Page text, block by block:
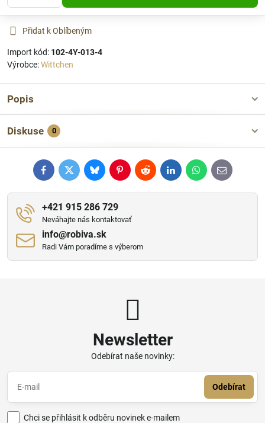
Přidat k Oblíbeným
Import kód: 102-4Y-013-4
Výrobce:Wittchen
Popis
Diskuse 0
FacebookTwitterBlueskyPinterestRedditLinkedInWhatsApp
E-
mail
+421 915 286 729
Neváhajte nás kontaktovať
info​@robiva​.sk
Radi Vám poradíme s výberom
Newsletter
Odebírat naše novinky:
Odebírat
Chci se přihlásit k odběru novinek e-mailem